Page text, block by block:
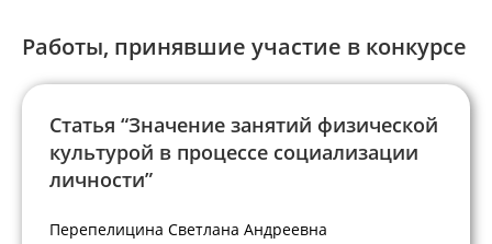
Работы, принявшие участие в конкурсе
Статья “Значение занятий физической
культурой в процессе социализации
личности”
Перепелицина Светлана Андреевна